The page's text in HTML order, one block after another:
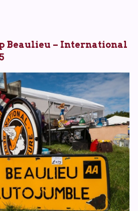
Beaulieu – International